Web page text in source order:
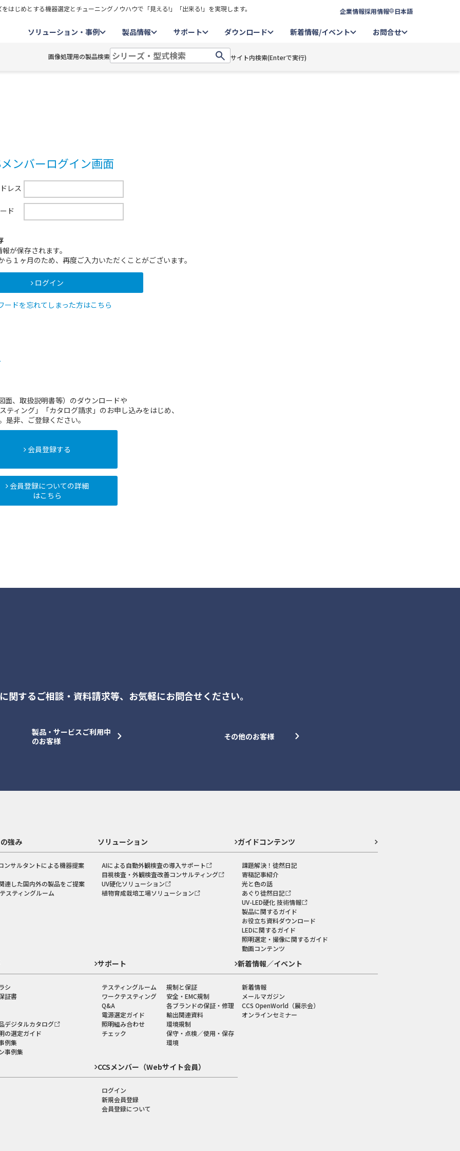
はじめとする機器選定とチューニングノウハウで「見える!」「出来る!」を実現します。 企業情報採用情報 日本語
ソリューション・事例 製品情報 サポート ダウンロード 新着情報/イベント お問合せ
画像処理用の製品検索 サイト内検索(Enterで実行)
メンバーログイン画面
レス
ド
が保存されます。
１ヶ月のため、再度ご入力いただくことがございます。
ログイン
ードを忘れてしまった方はこちら
面、取扱説明書等）のダウンロードや
ティング」「カタログ請求」のお申し込みをはじめ、
非、ご登録ください。
会員登録する
会員登録についての詳細
はこちら
関するご相談・資料請求等、 お気軽にお問合せください。
製品・サービスご利用中
のお客様
その他のお客様
強み
ンサルタントによる機器提案
連した国内外の製品をご提案
スティングルーム
ソリューション
AIによる自動外観検査の導入サポート
目視検査・外観検査改善コンサルティング
UV硬化ソリューション
植物育成栽培工場ソリューション
ガイドコンテンツ
課題解決！徒然日記
寄稿記事紹介
光と色の話
あぐり徒然日記
UV-LED硬化 技術情報
製品に関するガイド
お役立ち資料ダウンロード
LEDに関するガイド
照明選定・撮像に関するガイド
動画コンテンツ
シ
証書
デジタルカタログ
の選定ガイド
例集
事例集
サポート
テスティングルーム
ワークテスティング
Q&A
電源選定ガイド
照明組み合わせ
チェック
規制と保証
安全・EMC規制
各ブランドの保証・修理
輸出関連資料
環境規制
保守・点検／使用・保存
環境
新着情報／イベント
新着情報
メールマガジン
CCS OpenWorld（展示会）
オンラインセミナー
CCSメンバー（Webサイト会員）
ログイン
新規会員登録
会員登録について